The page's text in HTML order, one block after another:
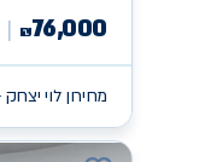
₪76,000
מחירון לוי יצחק